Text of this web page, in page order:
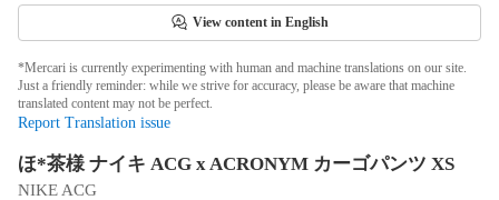
View content in English
*Mercari is currently experimenting with human and machine translations on our site.
Just a friendly reminder: while we strive for accuracy, please be aware that machine
translated content may not be perfect.
Report Translation issue
ほ*茶様 ナイキ ACG x ACRONYM カーゴパンツ XS
NIKE ACG